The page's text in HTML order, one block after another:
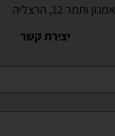
ותמר 12, הרצליה
יצירת קשר